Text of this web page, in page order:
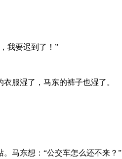
我要迟到了！”
服湿了，马东的裤子也湿了。
马东想：“公交车怎么还不来？”